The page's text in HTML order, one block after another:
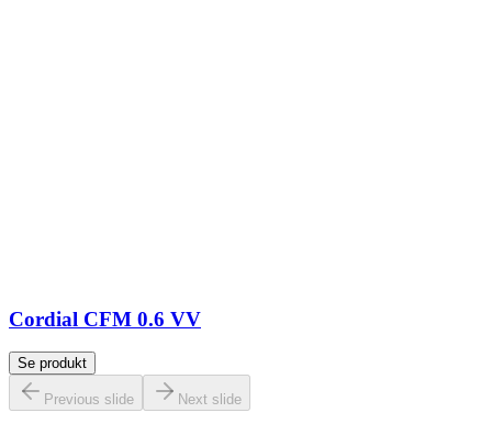
Cordial CFM 0.6 VV
Se produkt
Previous slide Next slide